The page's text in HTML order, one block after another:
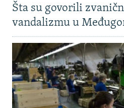
Šta su govorili
vandalizmu u